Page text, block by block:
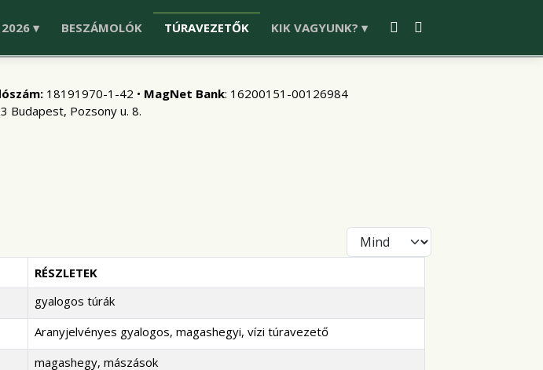
2026 ▾ BESZÁMOLÓK TÚRAVEZETŐK KIK VAGYUNK? ▾
18191970-1-42 • MagNet Bank: 16200151-00126984
Budapest, Pozsony u. 8.
Tételek #
RÉSZLETEK
gyalogos túrák
Aranyjelvényes gyalogos, magashegyi, vízi túravezető
magashegy, mászások